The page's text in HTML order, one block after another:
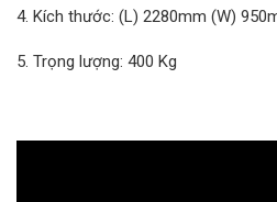
4. Kích thước: (L) 2280mm (W)
5. Trọng lượng: 400 Kg